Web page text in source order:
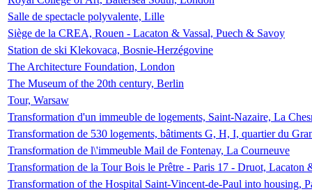
Salle de spectacle polyvalente, Lille
Siège de la CREA, Rouen - Lacaton & Vassal, Puech & Savoy
Station de ski Klekovaca, Bosnie-Herzégovine
The Architecture Foundation, London
The Museum of the 20th century, Berlin
Tour, Warsaw
Transformation d'un immeuble de logements, Saint-Nazaire, La
Transformation de 530 logements, bâtiments G, H, I, quartier du
Transformation de l\'immeuble Mail de Fontenay, La Courneuve
Transformation de la Tour Bois le Prêtre - Paris 17 - Druot, Lacaton
Transformation of the Hospital Saint-Vincent-de-Paul into housing,